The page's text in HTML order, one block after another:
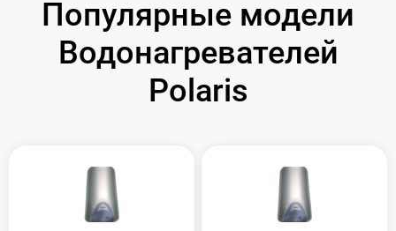
Популярные модели
Водонагревателей
Polaris